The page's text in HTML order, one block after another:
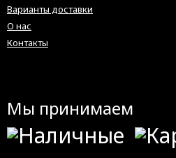
Варианты доставки
О нас
Контакты
Мы принимаем